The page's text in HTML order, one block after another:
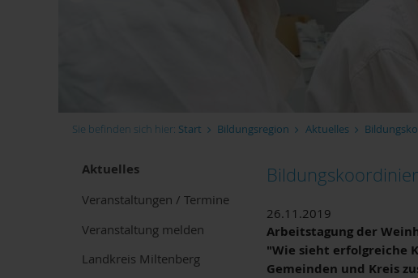
Sie befinden sich hier: Start Bildungsregion Aktuelles
Aktuelles
Veranstaltungen / Termine
Veranstaltung melden
Landkreis Miltenberg
26.11.2019
Arbeitstagung der
"Wie sieht erfolgreiche
Gemeinden und Kreis